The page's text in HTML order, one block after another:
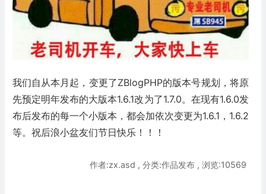
我们自从本月起，变更了ZBlogPHP的版本号规划，将原
先预定明年发布的大版本1.6.1改为了1.7.0。在现有1.6.0发
布后发布的每一个小版本，都会加依次变更为1.6.1，1.6.2
等。祝后浪小盆友们节日快乐！！！
作者:zx.asd , 分类:作品发布 , 浏览:10569